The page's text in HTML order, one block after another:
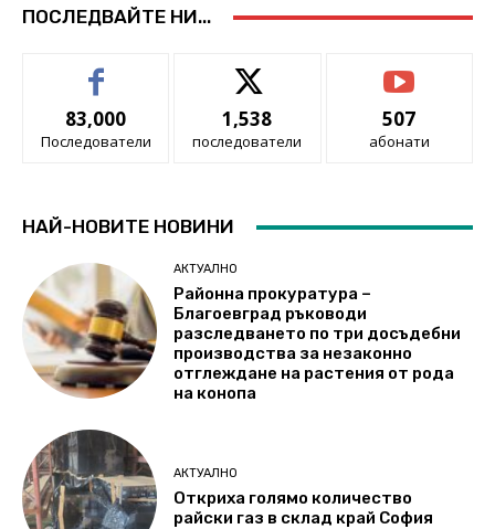
ПОСЛЕДВАЙТЕ НИ...
83,000
Последователи
1,538
последователи
507
абонати
НАЙ-НОВИТЕ НОВИНИ
АКТУАЛНО
Районна прокуратура –
Благоевград ръководи
разследването по три досъдебни
производства за незаконно
отглеждане на растения от рода
на конопа
АКТУАЛНО
Откриха голямо количество
райски газ в склад край София